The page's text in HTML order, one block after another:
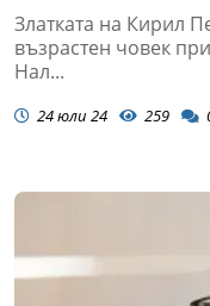
Златката на Кирил
възрастен човек
Нал...
24 юли 24 259